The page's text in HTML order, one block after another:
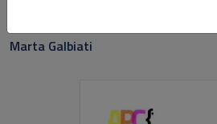
Marta Galbiati